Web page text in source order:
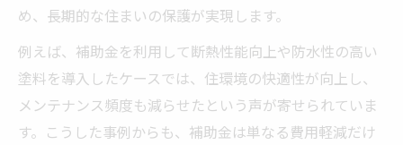
め、長期的な住まいの保護が実現します。
例えば、補助金を利用して断熱性能向上や防水性の高い
塗料を導入したケースでは、住環境の快適性が向上し、
メンテナンス頻度も減らせたという声が寄せられていま
す。こうした事例からも、補助金は単なる費用軽減だけ